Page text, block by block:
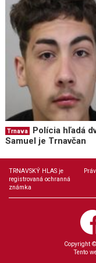
Trnava
Polícia hľadá
Samuel je Trnavčan
TRNAVSKÝ HLAS je
registrovaná ochranná
známka
Copyright
Tento